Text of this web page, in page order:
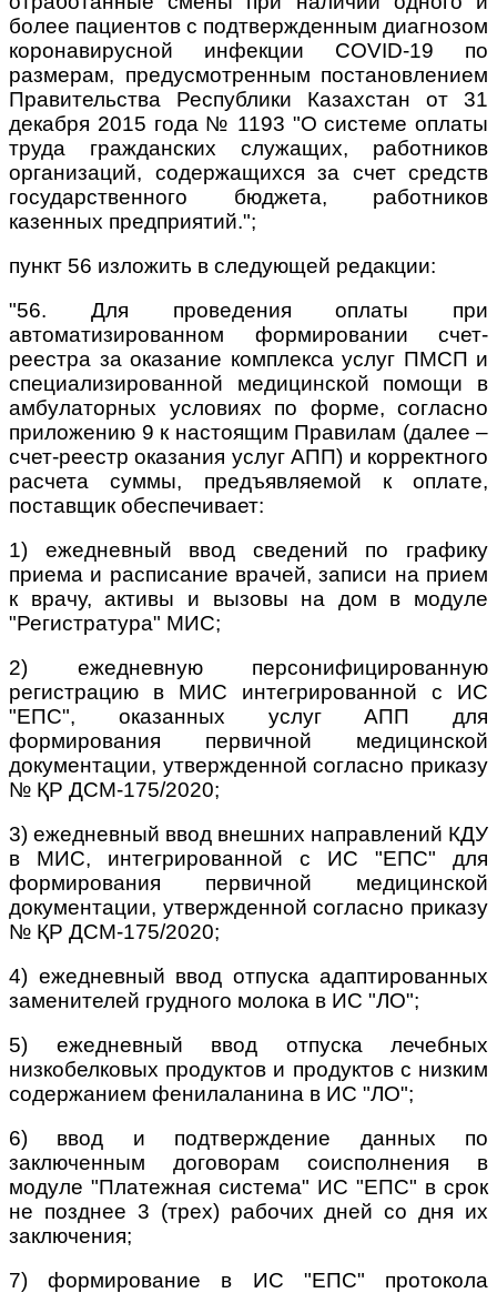
более пациентов с подтвержденным диагнозом
коронавирусной инфекции COVID-19 по
размерам, предусмотренным постановлением
Правительства Республики Казахстан от 31
декабря 2015 года № 1193 "О системе оплаты
труда гражданских служащих, работников
организаций, содержащихся за счет средств
государственного бюджета, работников
казенных предприятий.";
пункт 56 изложить в следующей редакции:
"56. Для проведения оплаты при
автоматизированном формировании счет-
реестра за оказание комплекса услуг ПМСП и
специализированной медицинской помощи в
амбулаторных условиях по форме, согласно
приложению 9 к настоящим Правилам (далее –
счет-реестр оказания услуг АПП) и корректного
расчета суммы, предъявляемой к оплате,
поставщик обеспечивает:
1) ежедневный ввод сведений по графику
приема и расписание врачей, записи на прием
к врачу, активы и вызовы на дом в модуле
"Регистратура" МИС;
2) ежедневную персонифицированную
регистрацию в МИС интегрированной с ИС
"ЕПС", оказанных услуг АПП для
формирования первичной медицинской
документации, утвержденной согласно приказу
№ ҚР ДСМ-175/2020;
3) ежедневный ввод внешних направлений КДУ
в МИС, интегрированной с ИС "ЕПС" для
формирования первичной медицинской
документации, утвержденной согласно приказу
№ ҚР ДСМ-175/2020;
4) ежедневный ввод отпуска адаптированных
заменителей грудного молока в ИС "ЛО";
5) ежедневный ввод отпуска лечебных
низкобелковых продуктов и продуктов с низким
содержанием фенилаланина в ИС "ЛО";
6) ввод и подтверждение данных по
заключенным договорам соисполнения в
модуле "Платежная система" ИС "ЕПС" в срок
не позднее 3 (трех) рабочих дней со дня их
заключения;
7) формирование в ИС "ЕПС" протокола